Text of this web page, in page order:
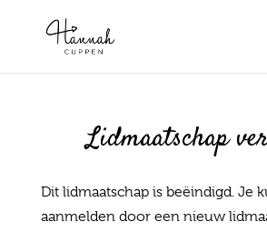
Lidmaatschap
Dit lidmaatschap is beëindigd. Je
aanmelden door een nieuw